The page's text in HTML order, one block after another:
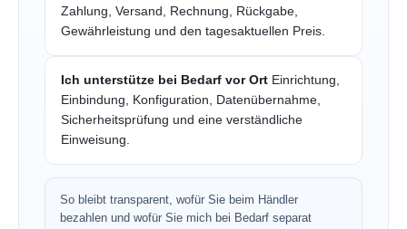
Zahlung, Versand, Rechnung, Rückgabe,
Gewährleistung und den tagesaktuellen Preis.
Ich unterstütze bei Bedarf vor Ort Einrichtung,
Einbindung, Konfiguration, Datenübernahme,
Sicherheitsprüfung und eine verständliche
Einweisung.
So bleibt transparent, wofür Sie beim Händler
bezahlen und wofür Sie mich bei Bedarf separat